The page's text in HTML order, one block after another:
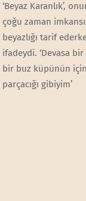
‘Beyaz Karanlık’,
çoğu zaman
beyazlığı tarif
ifadeydi. ‘Devasa
bir buz küpünün
parçacığı gibiyim’